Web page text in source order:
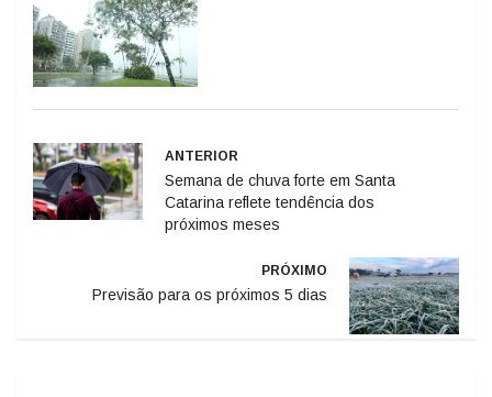
ANTERIOR
Semana de chuva forte em Santa
Catarina reflete tendência dos
próximos meses
PRÓXIMO
Previsão para os próximos 5 dias